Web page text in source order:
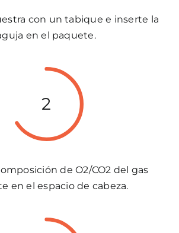
con un tabique e inserte la
en el paquete.
2
de O2/CO2 del gas
en el espacio de cabeza.